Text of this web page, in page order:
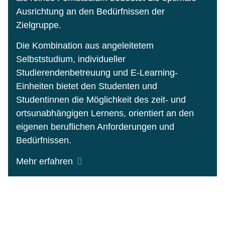
Ausrichtung an den Bedürfnissen der
Zielgruppe.
Die Kombination aus angeleitetem
Selbststudium, individueller
Studierendenbetreuung und E-Learning-
Einheiten bietet den Studenten und
Studentinnen die Möglichkeit des zeit- und
ortsunabhängigen Lernens, orientiert an den
eigenen beruflichen Anforderungen und
Bedürfnissen.
Mehr erfahren
Der Einsatz moderner E-Learning-